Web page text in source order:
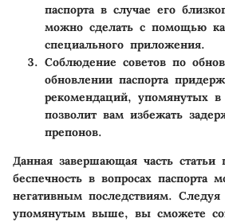
паспорта в случае его
можно сделать с помощью
специального приложения.
Соблюдение советов по
обновлении паспорта
рекомендаций, упомянутых в
позволит вам избежать
препонов.
Данная завершающая часть статьи
беспечность в вопросах паспорта
негативным последствиям.
упомянутым выше, вы сможете